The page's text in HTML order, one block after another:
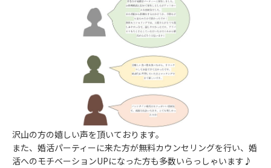
沢山の方の嬉しい声を頂いております。
また、婚活パーティーに来た方が無料カウンセリングを行い、婚
活へのモチベーションUPになった方も多数いらっしゃいます♪